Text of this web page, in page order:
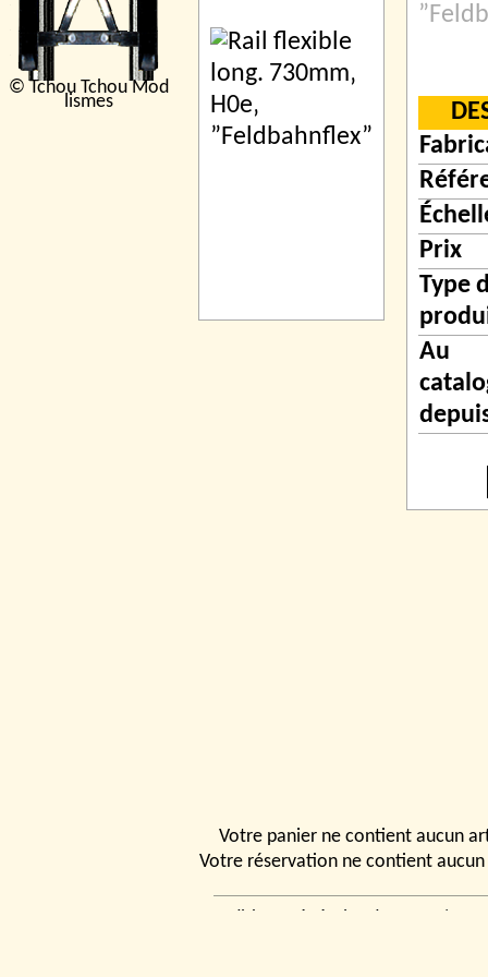
© Tchou Tchou Mod
lismes
Prix
Type
Au
Votre panier ne contient aucun
Votre réservation ne contient